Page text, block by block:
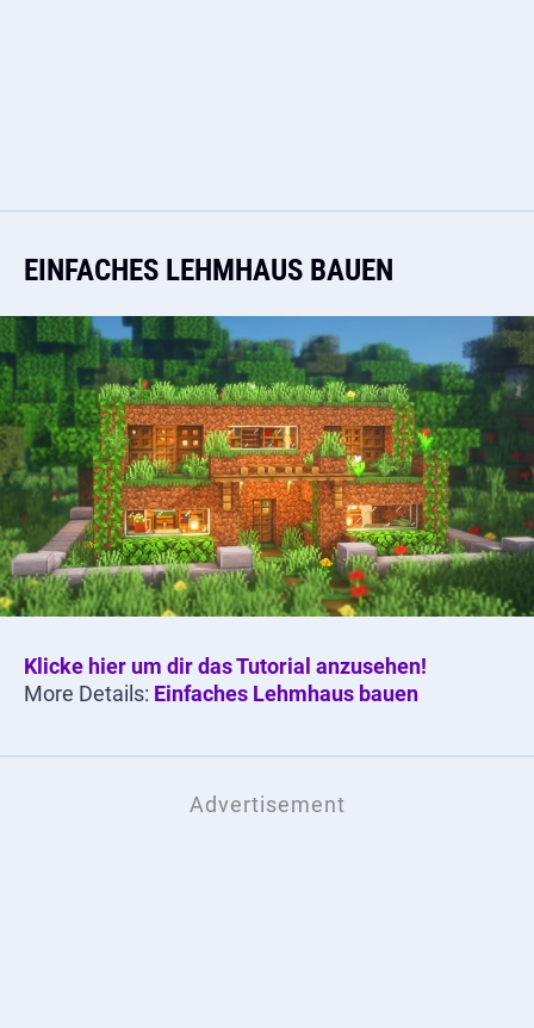
EINFACHES LEHMHAUS BAUEN
Klicke hier um dir das Tutorial anzusehen!
More Details: Einfaches Lehmhaus bauen